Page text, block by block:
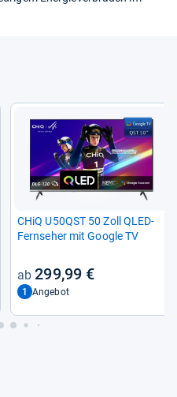
CHiQ U50QST 50 Zoll QLED-​
Fern­se­her mit Goo­gle TV
299,99 €
1 Angebot